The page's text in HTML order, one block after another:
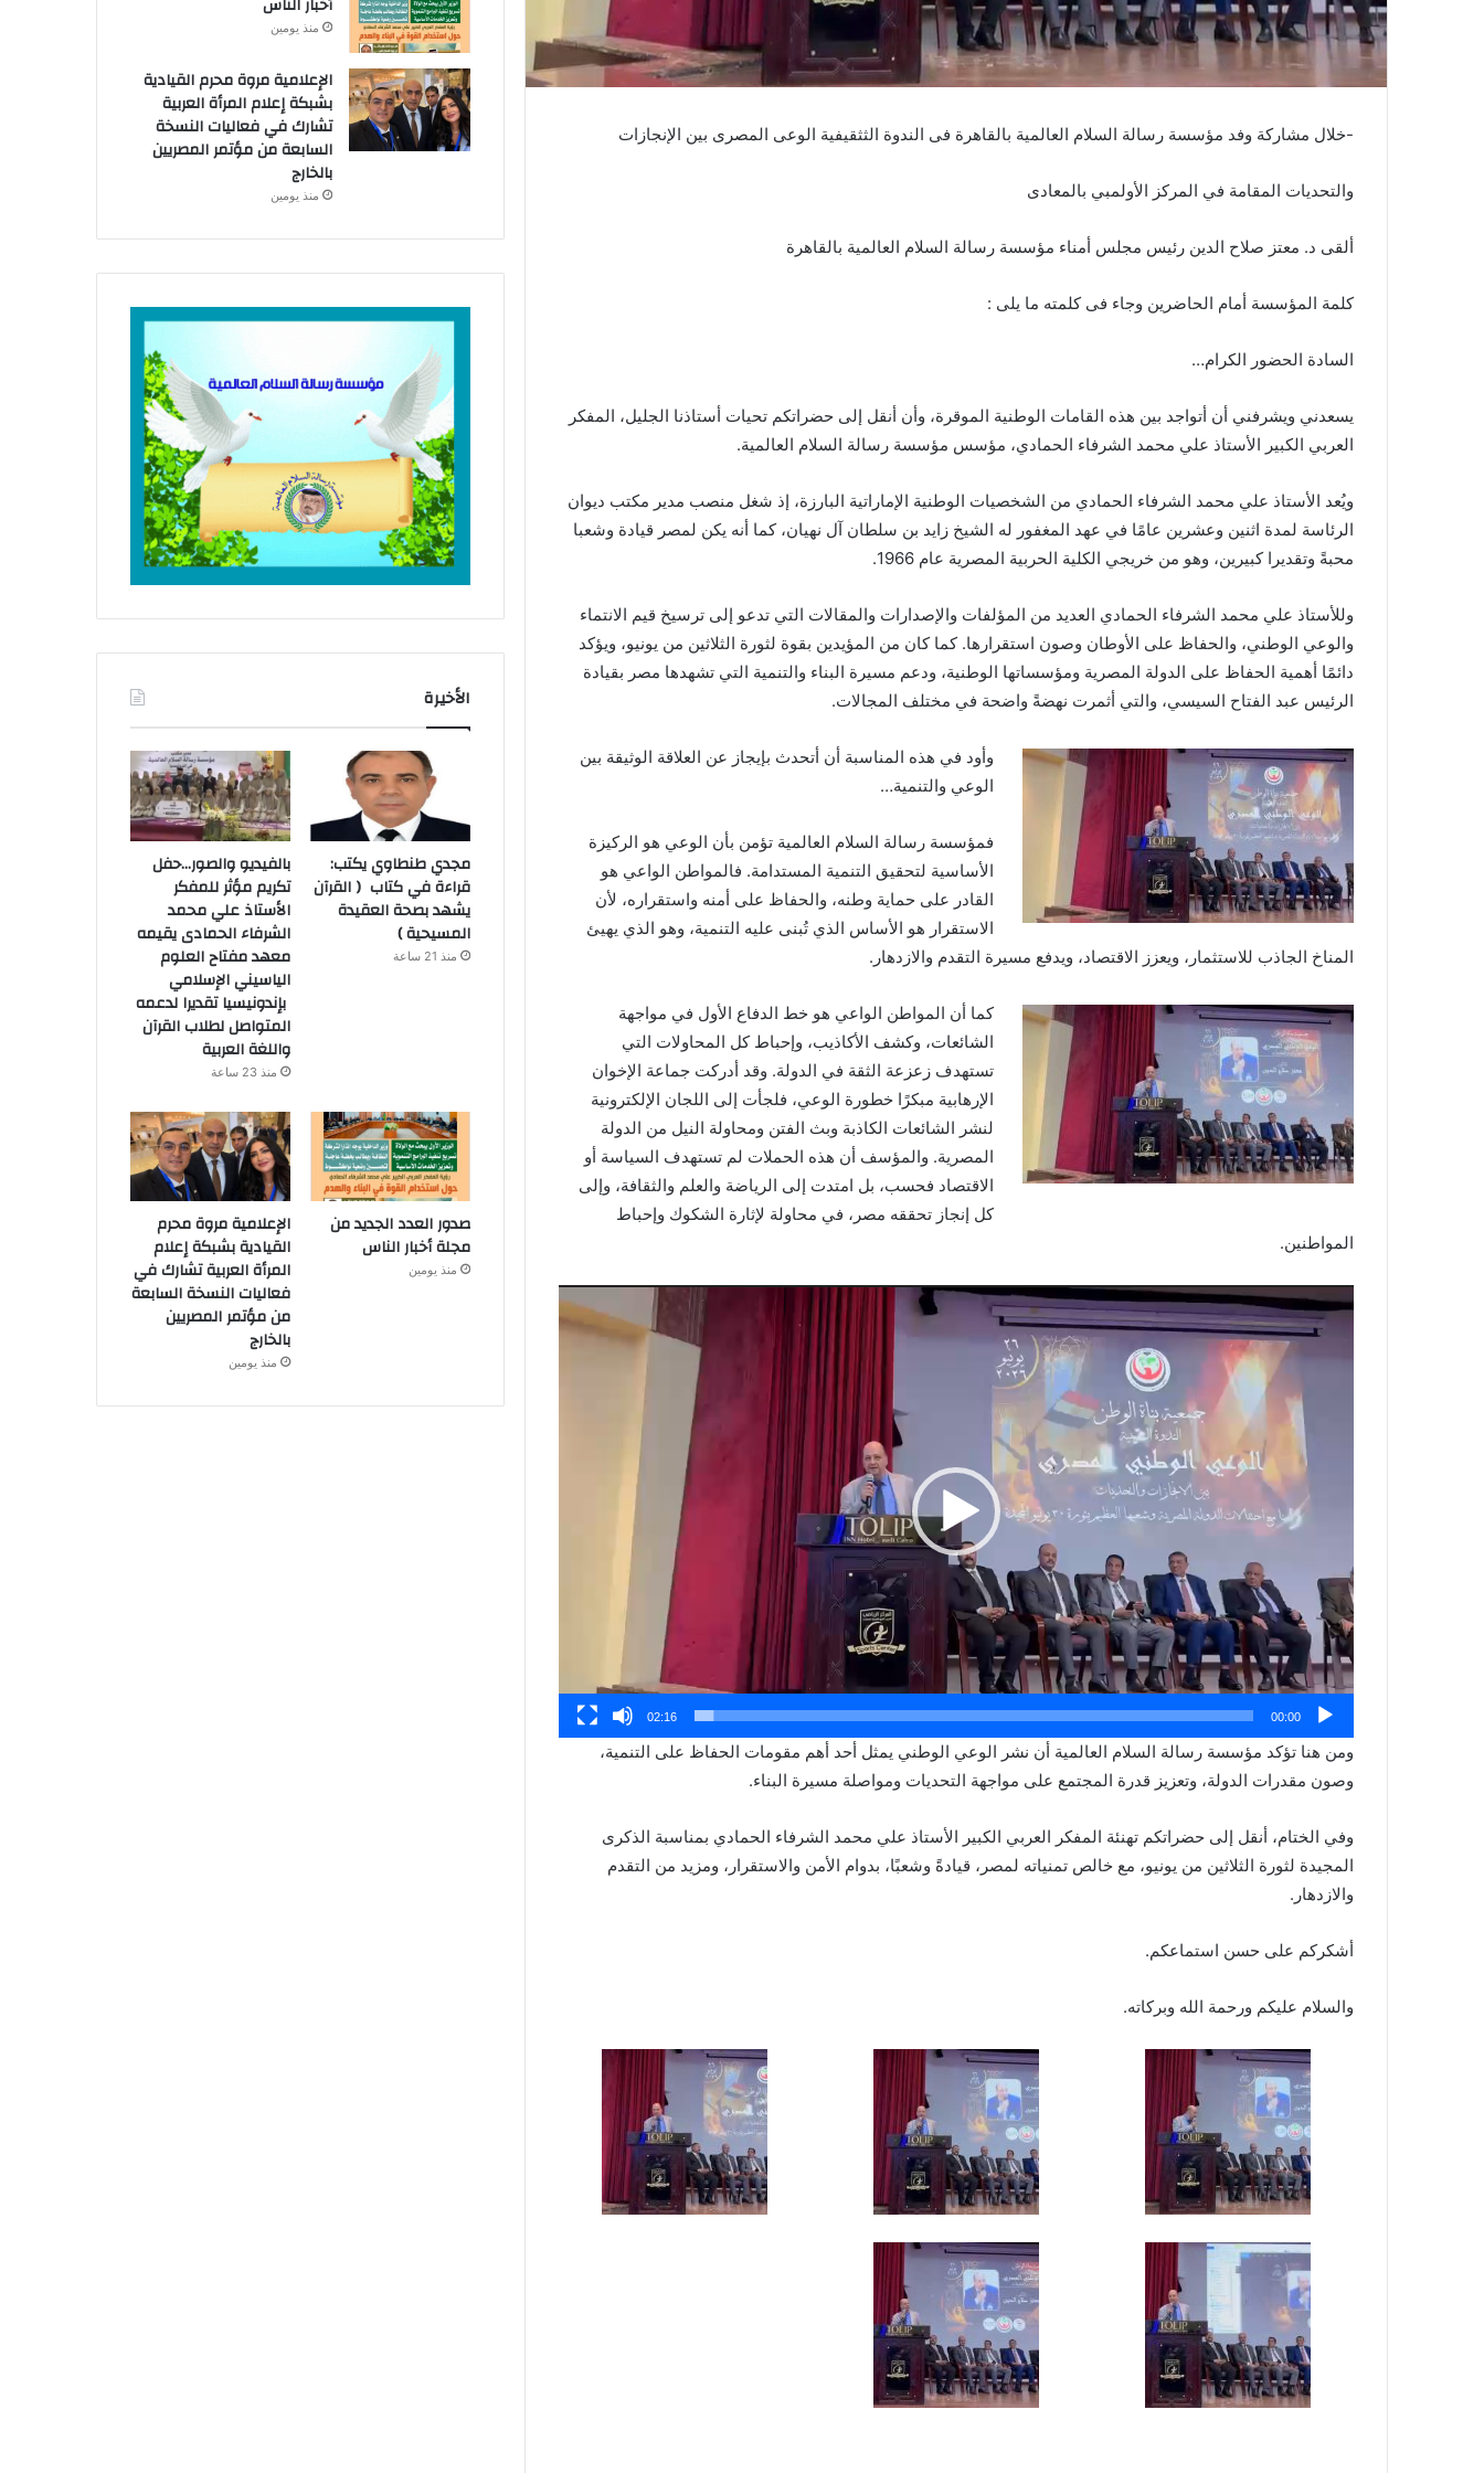
-خلال مشاركة وفد مؤسسة رسالة السلام العالمية بالقاهرة فى الندوة الثثقيفية الوعى المصرى بين الإنجازات
والتحديات المقامة في المركز الأولمبي بالمعادى
ألقى د. معتز صلاح الدين رئيس مجلس أمناء مؤسسة رسالة السلام العالمية بالقاهرة
كلمة المؤسسة أمام الحاضرين وجاء فى كلمته ما يلى :
السادة الحضور الكرام…
يسعدني ويشرفني أن أتواجد بين هذه القامات الوطنية الموقرة، وأن أنقل إلى حضراتكم تحيات أستاذنا الجليل، المفكر
العربي الكبير الأستاذ علي محمد الشرفاء الحمادي، مؤسس مؤسسة رسالة السلام العالمية.
ويُعد الأستاذ علي محمد الشرفاء الحمادي من الشخصيات الوطنية الإماراتية البارزة، إذ شغل منصب مدير مكتب ديوان
الرئاسة لمدة اثنين وعشرين عامًا في عهد المغفور له الشيخ زايد بن سلطان آل نهيان، كما أنه يكن لمصر قيادة وشعبا
محبةً وتقديرا كبيرين، وهو من خريجي الكلية الحربية المصرية عام 1966.
وللأستاذ علي محمد الشرفاء الحمادي العديد من المؤلفات والإصدارات والمقالات التي تدعو إلى ترسيخ قيم الانتماء
والوعي الوطني، والحفاظ على الأوطان وصون استقرارها. كما كان من المؤيدين بقوة لثورة الثلاثين من يونيو، ويؤكد
دائمًا أهمية الحفاظ على الدولة المصرية ومؤسساتها الوطنية، ودعم مسيرة البناء والتنمية التي تشهدها مصر بقيادة
الرئيس عبد الفتاح السيسي، والتي أثمرت نهضةً واضحة في مختلف المجالات.
وأود في هذه المناسبة أن أتحدث بإيجاز عن العلاقة الوثيقة بين
الوعي والتنمية…
فمؤسسة رسالة السلام العالمية تؤمن بأن الوعي هو الركيزة
الأساسية لتحقيق التنمية المستدامة. فالمواطن الواعي هو
القادر على حماية وطنه، والحفاظ على أمنه واستقراره، لأن
الاستقرار هو الأساس الذي تُبنى عليه التنمية، وهو الذي يهيئ
المناخ الجاذب للاستثمار، ويعزز الاقتصاد، ويدفع مسيرة التقدم والازدهار.
كما أن المواطن الواعي هو خط الدفاع الأول في مواجهة
الشائعات، وكشف الأكاذيب، وإحباط كل المحاولات التي
تستهدف زعزعة الثقة في الدولة. وقد أدركت جماعة الإخوان
الإرهابية مبكرًا خطورة الوعي، فلجأت إلى اللجان الإلكترونية
لنشر الشائعات الكاذبة وبث الفتن ومحاولة النيل من الدولة
المصرية. والمؤسف أن هذه الحملات لم تستهدف السياسة أو
الاقتصاد فحسب، بل امتدت إلى الرياضة والعلم والثقافة، وإلى
كل إنجاز تحققه مصر، في محاولة لإثارة الشكوك وإحباط
المواطنين.
مشغل
الفيديو
00:00
02:16
ومن هنا تؤكد مؤسسة رسالة السلام العالمية أن نشر الوعي الوطني يمثل أحد أهم مقومات الحفاظ على التنمية،
وصون مقدرات الدولة، وتعزيز قدرة المجتمع على مواجهة التحديات ومواصلة مسيرة البناء.
وفي الختام، أنقل إلى حضراتكم تهنئة المفكر العربي الكبير الأستاذ علي محمد الشرفاء الحمادي بمناسبة الذكرى
المجيدة لثورة الثلاثين من يونيو، مع خالص تمنياته لمصر، قيادةً وشعبًا، بدوام الأمن والاستقرار، ومزيد من التقدم
والازدهار.
أشكركم على حسن استماعكم.
والسلام عليكم ورحمة الله وبركاته.
منذ يومين
الإعلامية مروة محرم القيادية
بشبكة إعلام المرأة العربية
تشارك في فعاليات النسخة
السابعة من مؤتمر المصريين
بالخارج
منذ يومين
الأخيرة
مجدي طنطاوي يكتب:
قراءة في كتاب ( القرآن
يشهد بصحة العقيدة
المسيحية )
منذ 21 ساعة
بالفيديو والصور…حفل
تكريم مؤثر للمفكر
الأستاذ علي محمد
الشرفاء الحمادى يقيمه
معهد مفتاح العلوم
الياسيني الإسلامي
بإندونيسيا تقديرا لدعمه
المتواصل لطلاب القرآن
واللغة العربية
منذ 23 ساعة
صدور العدد الجديد من
مجلة أخبار الناس
منذ يومين
الإعلامية مروة محرم
القيادية بشبكة إعلام
المرأة العربية تشارك في
فعاليات النسخة السابعة
من مؤتمر المصريين
بالخارج
منذ يومين